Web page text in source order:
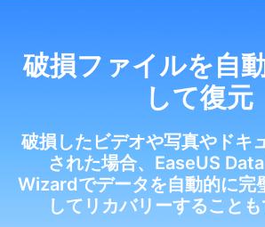
破損ファイルを自
して復元
破損したビデオや写真やドキ
された場合、EaseUS
Wizardでデータを自動的に完
してリカバリーすることも